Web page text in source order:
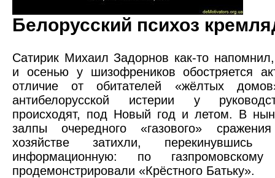
Белорусский психоз
Сатирик Михаил Задорнов как-то
и осенью у шизофреников обостряется
отличие от обитателей «жёлтых
антибелорусской истерии у
происходят, под Новый год и летом. В
залпы очередного «газового»
хозяйстве затихли,
информационную: по
продемонстрировали «Крёстного Батьку».